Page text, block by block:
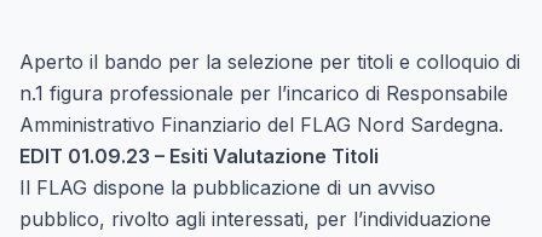
Aperto il bando per la selezione per titoli e colloquio di
n.1 figura professionale per l’incarico di Responsabile
Amministrativo Finanziario del FLAG Nord Sardegna.
EDIT 01.09.23 – Esiti Valutazione Titoli
Il FLAG dispone la pubblicazione di un avviso
pubblico, rivolto agli interessati, per l’individuazione